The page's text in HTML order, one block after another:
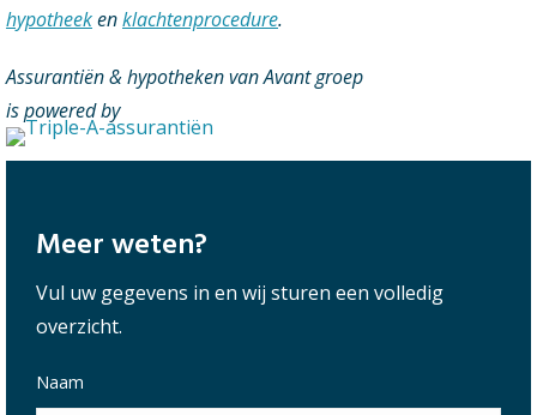
hypotheekenklachtenprocedure.
Assurantiën & hypotheken van Avant groep
is powered by
Meer weten?
Vul uw gegevens in en wij sturen een volledig
overzicht.
Naam